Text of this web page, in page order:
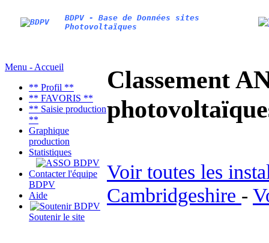
BDPV - Base de Données sites
Photovoltaïques
Menu - Accueil
** Profil **
** FAVORIS **
** Saisie production
**
Graphique
production
Statistiques
Contacter l'équipe
BDPV
Aide
Soutenir le site
Classement
Voir toutes les
Cambridgeshire -